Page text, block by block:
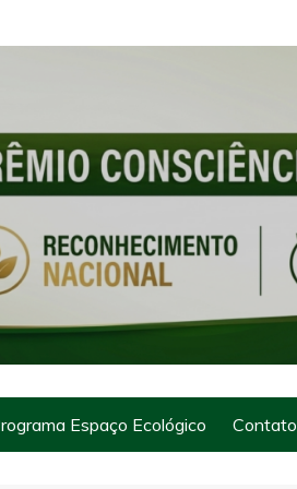
Espaço Ecológico Contato